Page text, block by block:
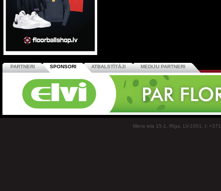
PARTNERI SPONSORI ATBALSTĪTĀJI MEDIJU PARTNERI
Miera iela 15-1, Rīga, LV-1001, t: